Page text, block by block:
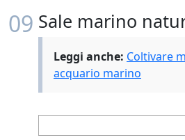
09 Sale marino
Leggi anche: Coltivare
acquario marino